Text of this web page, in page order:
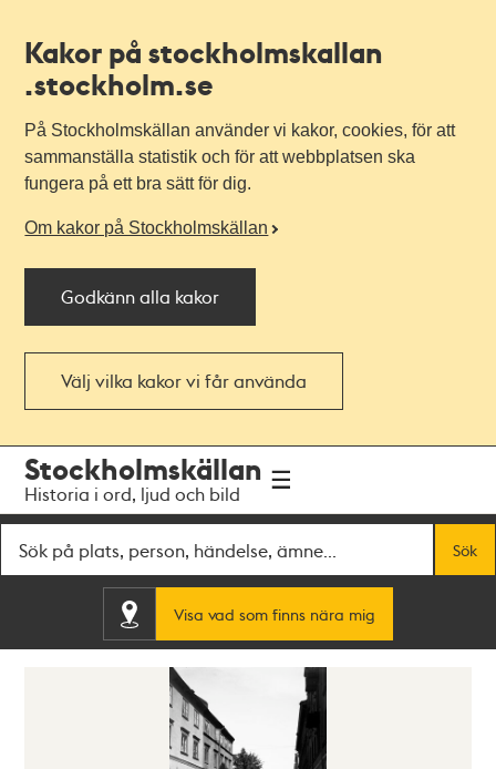
Kakor på stockholmskallan
.stockholm.se
På Stockholmskällan använder vi kakor, cookies, för att
sammanställa statistik och för att webbplatsen ska
fungera på ett bra sätt för dig.
Om kakor på Stockholmskällan
Godkänn alla kakor
Välj vilka kakor vi får använda
navigationen
huvudinnehållet
Stockholmskällan
Historia i ord, ljud och bild
Sök
Visa vad som finns nära mig